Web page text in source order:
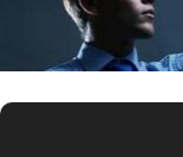
abre en nueva pestaña